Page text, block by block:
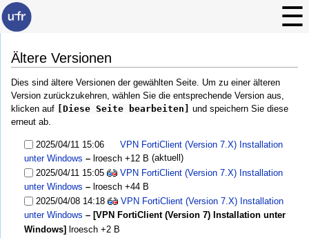
Ältere Versionen
Dies sind ältere Versionen der gewählten Seite. Um zu einer älteren
Version zurückzukehren, wählen Sie die entsprechende Version aus,
klicken auf
[Diese Seite bearbeiten]
und speichern Sie diese
erneut ab.
2025/04/11 15:06
VPN FortiClient (Version 7.X) Installation
unter Windows – lroesch +12 B (aktuell)
2025/04/11 15:05
VPN FortiClient (Version 7.X) Installation
unter Windows – lroesch +44 B
2025/04/08 14:18
VPN FortiClient (Version 7.X) Installation
unter Windows – [VPN FortiClient (Version 7) Installation unter
Windows]lroesch +2 B